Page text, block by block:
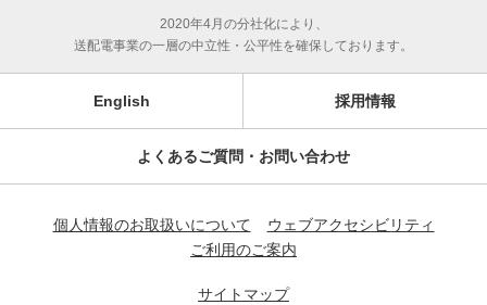
2020年4月の分社化により、
送配電事業の一層の中立性・公平性を確保しております。
English 採用情報
よくあるご質問・お問い合わせ
個人情報のお取扱いについて
ウェブアクセシビリティ
ご利用のご案内
サイトマップ